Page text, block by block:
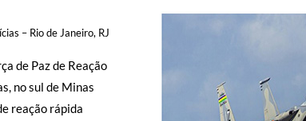
– Rio de Janeiro, RJ
de Paz de Reação
no sul de Minas
reação rápida